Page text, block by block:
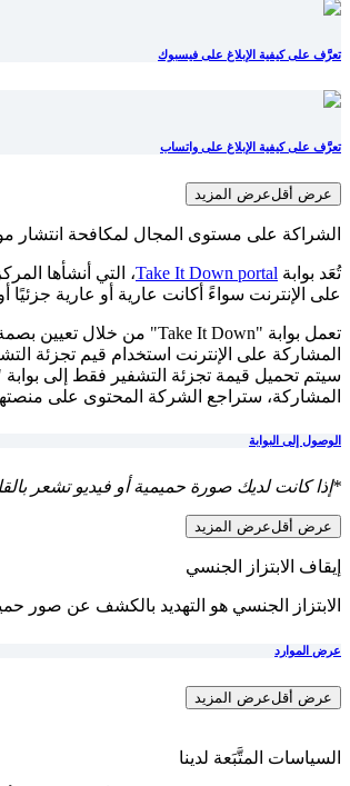
تعرَّف على كيفية الإبلاغ على فيسبوك
تعرَّف على كيفية الإبلاغ على واتساب
عرض أقلعرض المزيد
الشراكة على مستوى المجال لمكافحة انتشار
تُعَد بوابة Take It Down portal
على الإنترنت سواءً أكانت عارية أو عارية جزئيًا أو
المشاركة على الإنترنت استخدام قيم تجزئة
المشاركة، ستراجع الشركة المحتوى على
الوصول إلى البوابة
*إذا كانت لديك صورة حميمية أو فيديو تشعر بالقلق من مشاركته أو
عرض أقلعرض المزيد
إيقاف الابتزاز الجنسي
الابتزاز الجنسي هو التهديد بالكشف عن صور
عرض الموارد
عرض أقلعرض المزيد
السياسات المتَّبَعة لدينا